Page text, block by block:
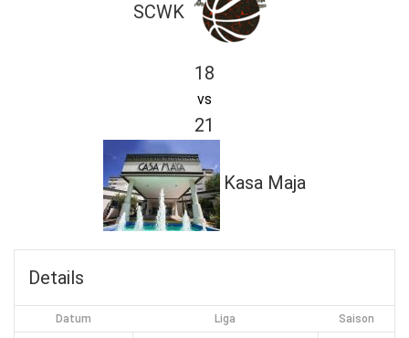
SCWK
18
vs
21
Kasa Maja
Details
Datum Liga Saison